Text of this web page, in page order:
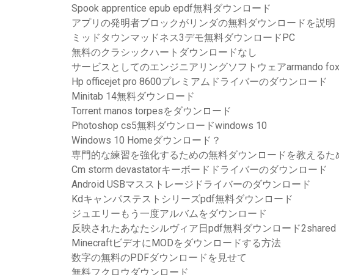
Spook apprentice epub epdf無料ダウンロード
アプリの発明者ブロックがリンダの無料ダウンロードを説明
ミッドタウンマッドネス3デモ無料ダウンロードPC
無料のクラシックハートダウンロードなし
サービスとしてのエンジニアリングソフトウェアarmando
Hp officejet pro 8600プレミアムドライバーのダウンロード
Minitab 14無料ダウンロード
Torrent manos torpesをダウンロード
Photoshop cs5無料ダウンロードwindows 10
Windows 10 Homeダウンロード？
専門的な練習を強化するための無料ダウンロードを教えるた
Cm storm devastatorキーボードドライバーのダウンロード
Android USBマスストレージドライバーのダウンロード
Kdキャンパステストシリーズpdf無料ダウンロード
ジュエリーもう一度アルバムをダウンロード
反映されたあなたシルヴィア日pdf無料ダウンロード2shared
MinecraftビデオにMODをダウンロードする方法
数字の無料のPDFダウンロードを見せて
無料フクロウダウンロード